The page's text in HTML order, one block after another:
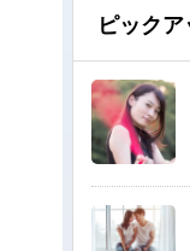
ピックア